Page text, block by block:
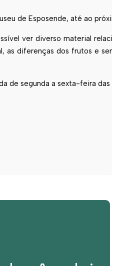
de Esposende, até ao
ver diverso material
as diferenças dos frutos e
de segunda a sexta-feira das